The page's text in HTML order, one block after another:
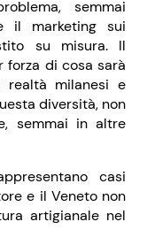
semmai
il marketing sui
su misura. Il
forza di cosa sarà
realtà milanesi e
diversità, non
semmai in altre
casi
e il Veneto non
artigianale nel